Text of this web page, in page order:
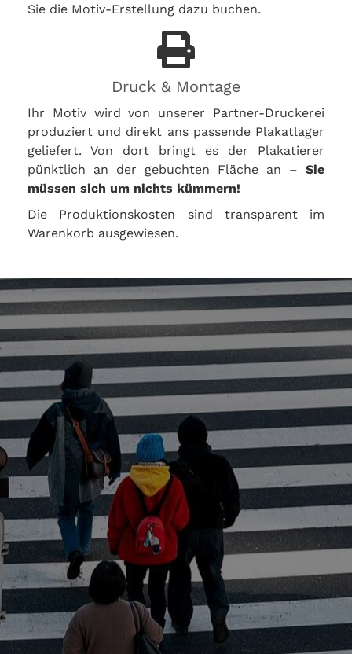
Sie die Motiv-Erstellung dazu buchen.
Druck & Montage
Ihr Motiv wird von unserer Partner-Druckerei
produziert und direkt ans passende Plakatlager
geliefert. Von dort bringt es der Plakatierer
pünktlich an der gebuchten Fläche an – Sie
müssen sich um nichts kümmern!
Die Produktionskosten sind transparent im
Warenkorb ausgewiesen.